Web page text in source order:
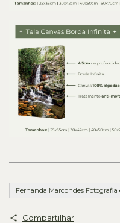
Fernanda Marcondes Fotografia
Compartilhar